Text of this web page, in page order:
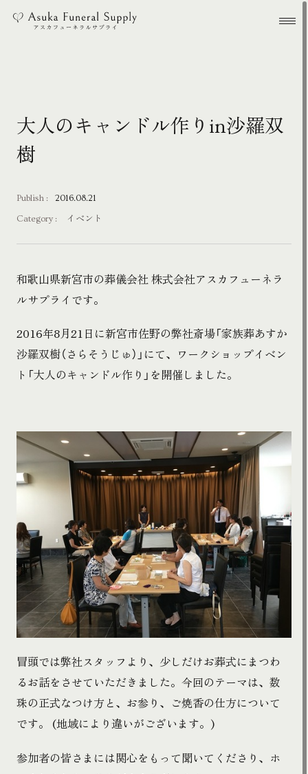
メ
大人のキャンドル作りin沙羅双
樹
Publish : 2016.08.21
Category : イベント
和歌山県新宮市の葬儀会社 株式会社アスカフューネラ
ルサプライです。
2016年8月21日に新宮市佐野の弊社斎場「家族葬あすか
沙羅双樹（さらそうじゅ）」にて、ワークショップイベン
ト「大人のキャンドル作り」を開催しました。
冒頭では弊社スタッフより、少しだけお葬式にまつわ
るお話をさせていただきました。今回のテーマは、数
珠の正式なつけ方と、お参り、ご焼香の仕方について
です。 (地域により違いがございます。)
参加者の皆さまには関心をもって聞いてくださり、ホ